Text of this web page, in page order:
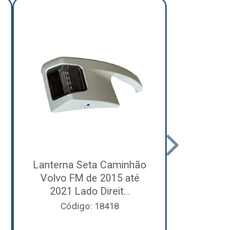
Lanterna Seta Caminhão
Volvo FM de 2015 até
2021 Lado Direit...
Código: 18418